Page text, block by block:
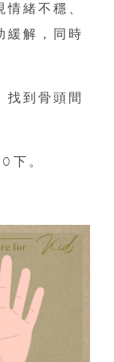
緒不穩、
緩解，同時
找到骨頭間
下。